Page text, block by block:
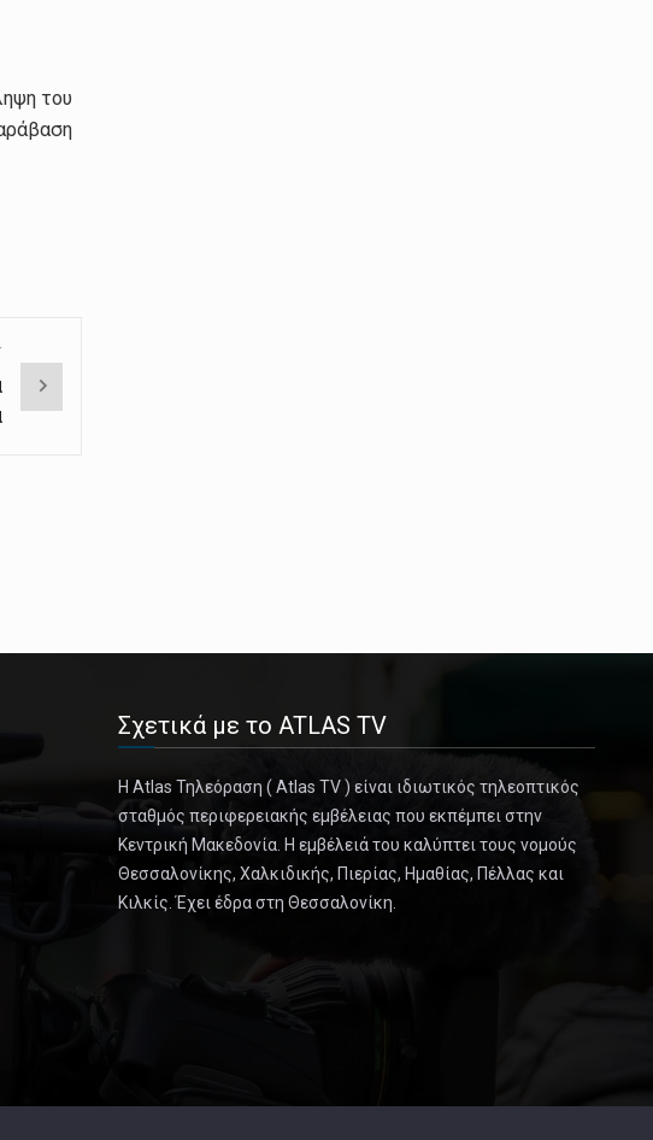
του
Σχετικά με το ATLAS TV
Η Atlas Τηλεόραση ( Atlas TV ) είναι ιδιωτικός τηλεοπτικός
σταθμός περιφερειακής εμβέλειας που εκπέμπει στην
Κεντρική Μακεδονία. Η εμβέλειά του καλύπτει τους νομούς
Θεσσαλονίκης, Χαλκιδικής, Πιερίας, Ημαθίας, Πέλλας και
Κιλκίς. Έχει έδρα στη Θεσσαλονίκη.